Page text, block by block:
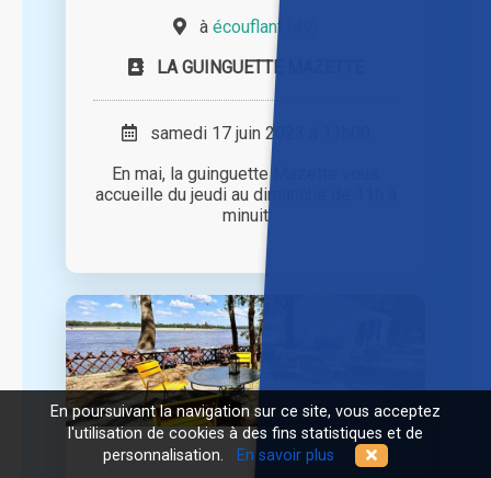
à écouflant (49)
LA GUINGUETTE MAZETTE
samedi 17 juin 2023 à 11h00
En mai, la guinguette Mazette vous
accueille du jeudi au dimanche de 11h à
minuit
En poursuivant la navigation sur ce site, vous acceptez
l'utilisation de cookies à des fins statistiques et de
personnalisation.
En savoir plus